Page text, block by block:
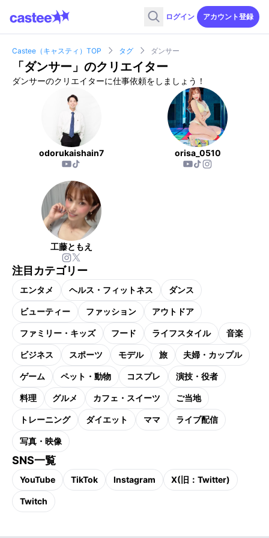
ログイン アカウント登録
Castee（キャスティ）TOP タグ ダンサー
「ダンサー 」のクリエイター
ダンサーのクリエイターに仕事依頼をしましょう！
odorukaishain7 orisa_0510
工藤ともえ
注目カテゴリー
エンタメ ヘルス・フィットネス ダンス
ビューティー ファッション アウトドア
ファミリー・キッズ フード ライフスタイル 音楽
ビジネス スポーツ モデル 旅 夫婦・カップル
ゲーム ペット・動物 コスプレ 演技・役者
料理 グルメ カフェ・スイーツ ご当地
トレーニング ダイエット ママ ライブ配信
写真・映像
SNS一覧
YouTube TikTok Instagram X(旧：Twitter)
Twitch